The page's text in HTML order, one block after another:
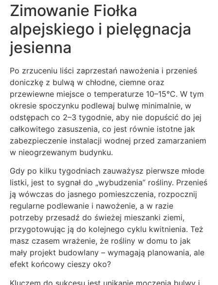
Zimowanie Fiołka
alpejskiego i pielęgnacja
jesienna
Po zrzuceniu liści zaprzestań nawożenia i przenieś
doniczkę z bulwą w chłodne, ciemne oraz
przewiewne miejsce o temperaturze 10–15°C. W tym
okresie spoczynku podlewaj bulwę minimalnie, w
odstępach co 2–3 tygodnie, aby nie dopuścić do jej
całkowitego zasuszenia, co jest równie istotne jak
zabezpieczenie instalacji wodnej przed zamarzaniem
w nieogrzewanym budynku.
Gdy po kilku tygodniach zauważysz pierwsze młode
listki, jest to sygnał do „wybudzenia” rośliny. Przenieś
ją wówczas do jasnego pomieszczenia, rozpocznij
regularne podlewanie i nawożenie, a w razie
potrzeby przesadź do świeżej mieszanki ziemi,
przygotowując ją do kolejnego cyklu kwitnienia. Też
masz czasem wrażenie, że rośliny w domu to jak
mały projekt budowlany – wymagają planowania, ale
efekt końcowy cieszy oko?
Kluczem do sukcesu jest unikanie moczenia bulwy i